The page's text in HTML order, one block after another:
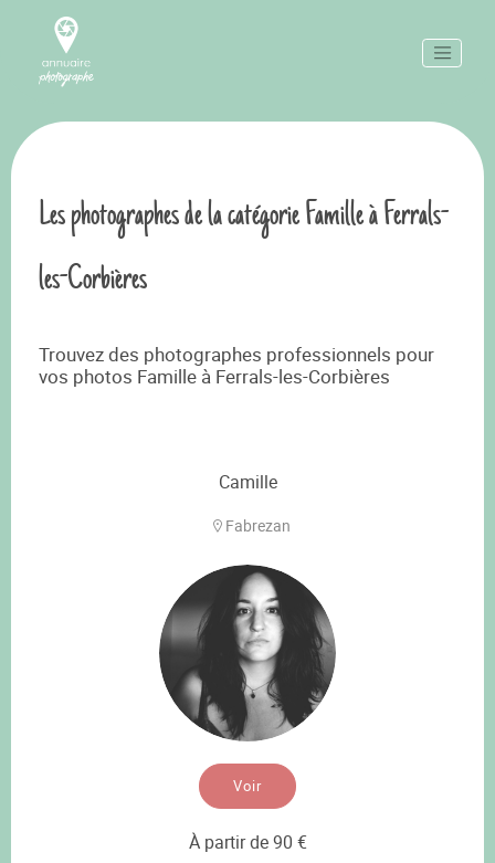
Les photographes de la catégorie Famille à Ferrals-
les-Corbières
Trouvez des photographes professionnels pour
vos photos Famille à Ferrals-les-Corbières
Camille
Fabrezan
Voir
À partir de 90 €